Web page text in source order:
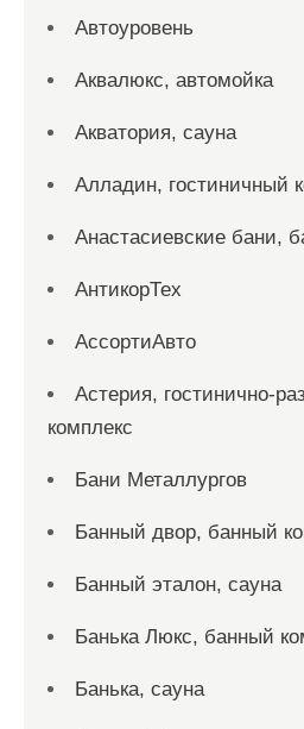
Автоуровень
Аквалюкс, автомойка
Акватория, сауна
Алладин, гостиничный
Анастасиевские бани,
АнтикорТех
АссортиАвто
Астерия, гостинично-
комплекс
Бани Металлургов
Банный двор, банный
Банный эталон, сауна
Банька Люкс, банный
Банька, сауна